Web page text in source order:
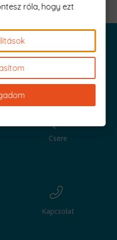
1000 Ft értékű kuponod!
Csere
Kapcsolat
róla, hogy ezt